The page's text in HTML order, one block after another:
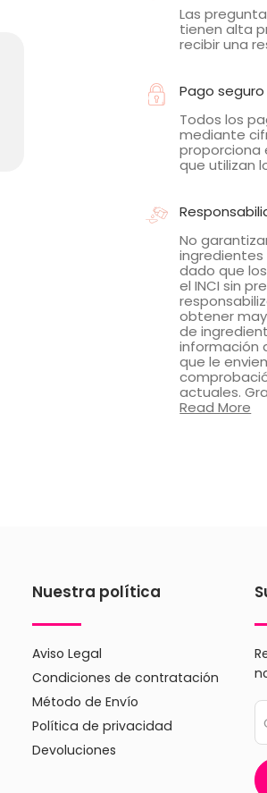
Las
tienen alta
recibir una
Pago seguro
Todos los
mediante
proporciona
que utilizan
No
dado que
el INCI sin
obtener
de
información
que le
actuales.
Read More
Nuestra política
Aviso Legal
Condiciones de contratación
Método de Envío
Política de privacidad
Devoluciones